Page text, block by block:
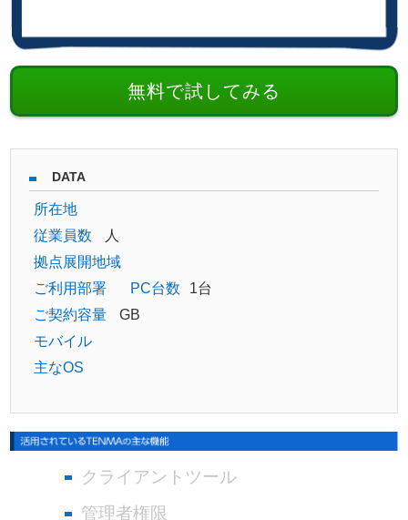
無料で試してみる
DATA
所在地
従業員数
人
拠点展開地域
ご利用部署
PC台数
1台
ご契約容量
GB
モバイル
主なOS
クライアントツール
管理者権限